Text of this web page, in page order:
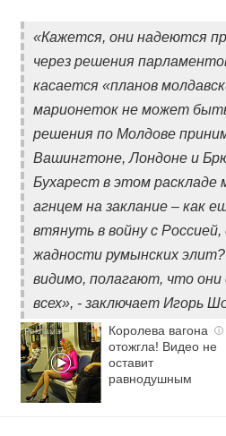
«Кажется, они надеются
через решения
касается «планов
марионеток не может быть
решения по Молдове
Вашингтоне, Лондоне и
Бухарест в этом
агнцем на заклание – как
втянуть в войну с
жадности румынских
видимо, полагают, что
всех», - заключает Игорь
i
Королева вагона
отожгла! Видео не
оставит
равнодушным